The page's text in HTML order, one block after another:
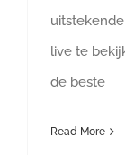
live te
de beste
Read More